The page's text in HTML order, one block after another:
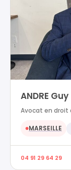
ANDRE Guy
Avocat en droit
●MARSEILLE
04 91 29 64 29